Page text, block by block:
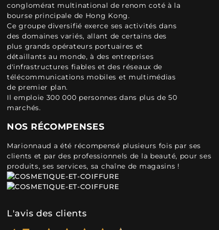
conglomérat multinational de renom coté à la
bourse principale de Hong Kong.
Ce groupe diversifié exerce ses activités dans
des domaines variés, allant de certains des
plus grands opérateurs portuaires et
détaillants au monde, à des entreprises
d'infrastructures fiables et des réseaux de
télécommunications mobiles et multimédias
de premier plan.
Il emploie 300 000 personnes dans plus de 50
marchés.
NOS RÉCOMPENSES
Marionnaud a été récompensé plusieurs fois par ses
clients et par des professionnels de la beauté, pour ses
produits, ses services, sa chaîne de magasins !
L'avis des clients